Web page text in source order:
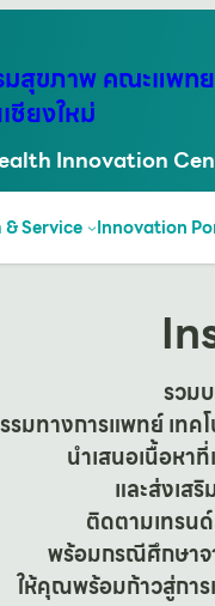
สุขภาพ คณะแพท
ชียงใหม่
Innovation
Service Innovation
รวม
รมทางการแพทย์ เทค
นำเสนอเนื้อหา
และส่งเส
ติดตามเทรน
พร้อมกรณีศึกษาจ
ให้คุณพร้อมก้าวสู่กา